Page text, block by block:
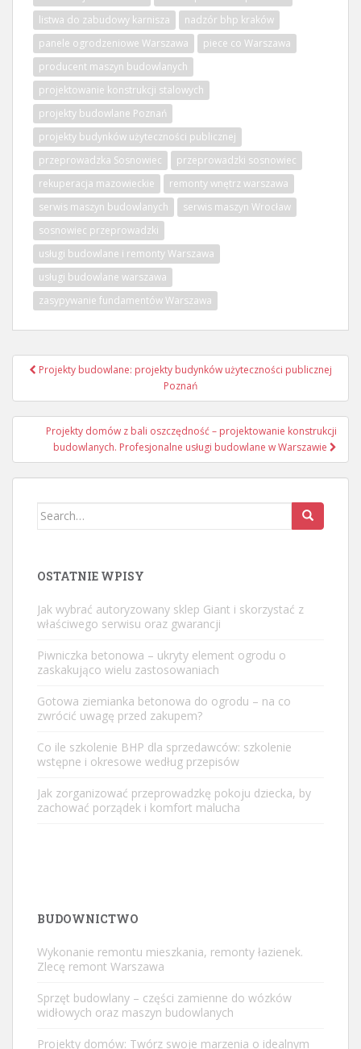
listwa do zabudowy karnisza
nadzór bhp kraków
panele ogrodzeniowe Warszawa
piece co Warszawa
producent maszyn budowlanych
projektowanie konstrukcji stalowych
projekty budowlane Poznań
projekty budynków użyteczności publicznej
przeprowadzka Sosnowiec
przeprowadzki sosnowiec
rekuperacja mazowieckie
remonty wnętrz warszawa
serwis maszyn budowlanych
serwis maszyn Wrocław
sosnowiec przeprowadzki
usługi budowlane i remonty Warszawa
usługi budowlane warszawa
zasypywanie fundamentów Warszawa
Nawigacja
Projekty budowlane: projekty budynków użyteczności publicznej
Poznań
Projekty domów z bali oszczędność – projektowanie konstrukcji
budowlanych. Profesjonalne usługi budowlane w Warszawie
Search
OSTATNIE WPISY
Jak wybrać autoryzowany sklep Giant i skorzystać z
właściwego serwisu oraz gwarancji
Piwniczka betonowa – ukryty element ogrodu o
zaskakująco wielu zastosowaniach
Gotowa ziemianka betonowa do ogrodu – na co
zwrócić uwagę przed zakupem?
Co ile szkolenie BHP dla sprzedawców: szkolenie
wstępne i okresowe według przepisów
Jak zorganizować przeprowadzkę pokoju dziecka, by
zachować porządek i komfort malucha
BUDOWNICTWO
Wykonanie remontu mieszkania, remonty łazienek.
Zlecę remont Warszawa
Sprzęt budowlany – części zamienne do wózków
widłowych oraz maszyn budowlanych
Projekty domów: Twórz swoje marzenia o idealnym